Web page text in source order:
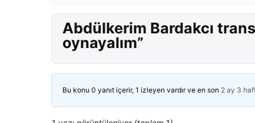
Abdülkerim Bardakcı
oynayalım”
Bu konu 0 yanıt içerir, 1 izleyen vardır ve en son 2 ay 3